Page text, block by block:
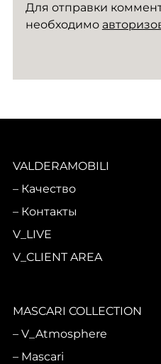
Для отправки
необходимо
VALDERAMOBILI
Качество
Контакты
V_LIVE
V_CLIENT AREA
MASCARI COLLECTION
V_Atmosphere
Mascari